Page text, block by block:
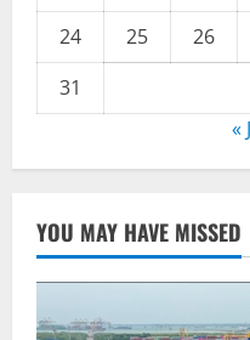
24
25 26
31
«
YOU MAY HAVE MISSED